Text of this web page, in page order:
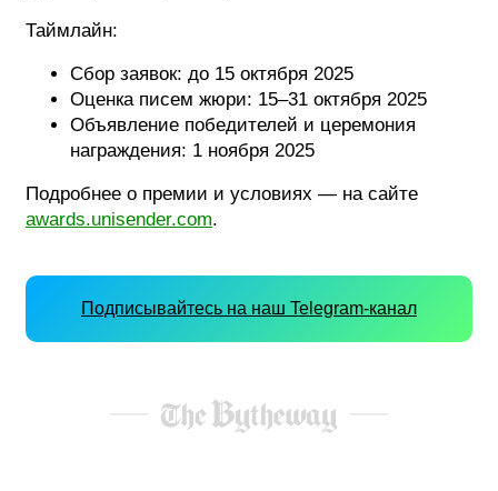
Таймлайн:
Сбор заявок: до 15 октября 2025
Оценка писем жюри: 15–31 октября 2025
Объявление победителей и церемония
награждения: 1 ноября 2025
Подробнее о премии и условиях — на сайте
awards.unisender.com.
Подписывайтесь на наш Telegram-канал